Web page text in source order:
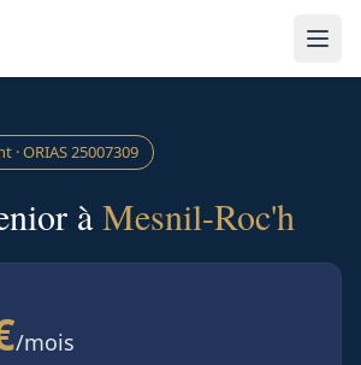
· ORIAS25007309
àMesnil-Roc'h
/mois